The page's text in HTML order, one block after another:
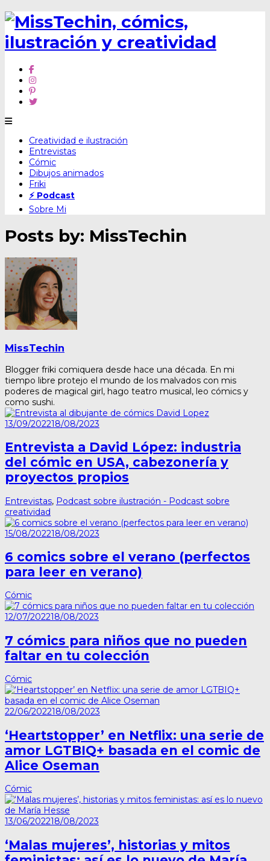
Skip
content
Creatividad e ilustración
Entrevistas
Cómic
Dibujos animados
Friki
⚡ Podcast
Sobre Mi
Posts by: MissTechin
MissTechin
Blogger friki comiquera desde hace una década. En mi
tiempo libre protejo el mundo de los malvados con mis
poderes de magical girl, hago teatro musical, leo cómics y
como sushi.
13/09/202218/08/2023
Entrevista a David López: industria
del cómic en USA, cabezonería y
proyectos propios
Entrevistas, Podcast sobre ilustración - Podcast sobre
creatividad
15/08/202218/08/2023
6 comics sobre el verano (perfectos
para leer en verano)
Cómic
12/07/202218/08/2023
7 cómics para niños que no pueden
faltar en tu colección
Cómic
22/06/202218/08/2023
‘Heartstopper’ en Netflix: una serie de
amor LGTBIQ+ basada en el comic de
Alice Oseman
Cómic
13/06/202218/08/2023
‘Malas mujeres’, historias y mitos